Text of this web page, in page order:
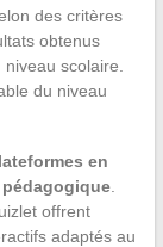
des critères
obtenus
scolaire.
du niveau
en
.
offrent
adaptés au